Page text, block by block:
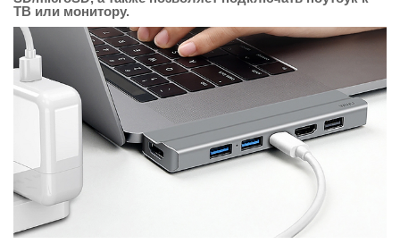
ТВ или монитору.